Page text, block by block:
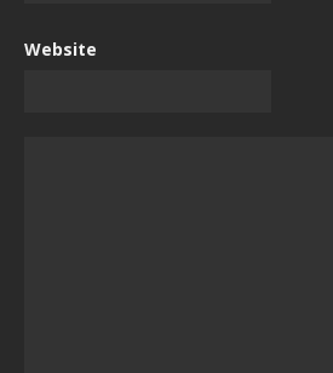
Website